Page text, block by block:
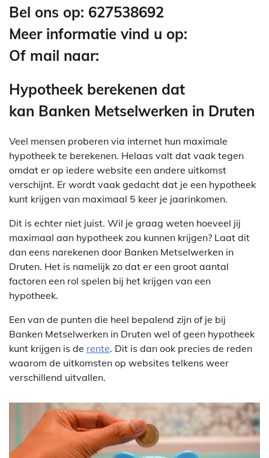
Bel ons op: 627538692
Meer informatie vind u op:
Of mail naar:
Hypotheek berekenen dat
kan Banken Metselwerken in Druten
Veel mensen proberen via internet hun maximale
hypotheek te berekenen. Helaas valt dat vaak tegen
omdat er op iedere website een andere uitkomst
verschijnt. Er wordt vaak gedacht dat je een hypotheek
kunt krijgen van maximaal 5 keer je jaarinkomen.
Dit is echter niet juist. Wil je graag weten hoeveel jij
maximaal aan hypotheek zou kunnen krijgen? Laat dit
dan eens narekenen door Banken Metselwerken in
Druten. Het is namelijk zo dat er een groot aantal
factoren een rol spelen bij het krijgen van een
hypotheek.
Een van de punten die heel bepalend zijn of je bij
Banken Metselwerken in Druten wel of geen hypotheek
kunt krijgen is de rente. Dit is dan ook precies de reden
waarom de uitkomsten op websites telkens weer
verschillend uitvallen.